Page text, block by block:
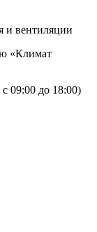
и вентиляции
«Климат
09:00 до 18:00)